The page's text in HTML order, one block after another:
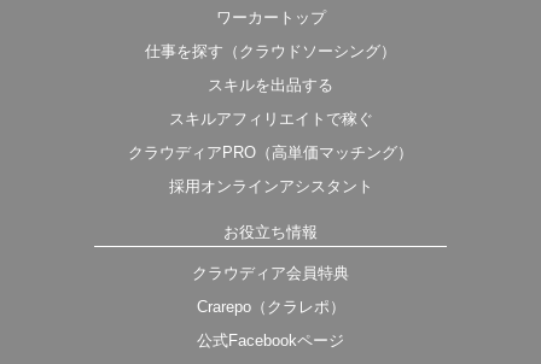
ワーカートップ
仕事を探す（クラウドソーシング）
スキルを出品する
スキルアフィリエイトで稼ぐ
クラウディアPRO（高単価マッチング）
採用オンラインアシスタント
お役立ち情報
クラウディア会員特典
Crarepo（クラレポ）
公式Facebookページ